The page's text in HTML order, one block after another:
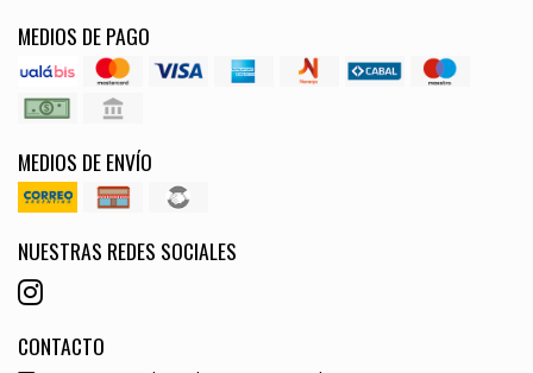
MEDIOS DE PAGO
MEDIOS DE ENVÍO
NUESTRAS REDES SOCIALES
CONTACTO